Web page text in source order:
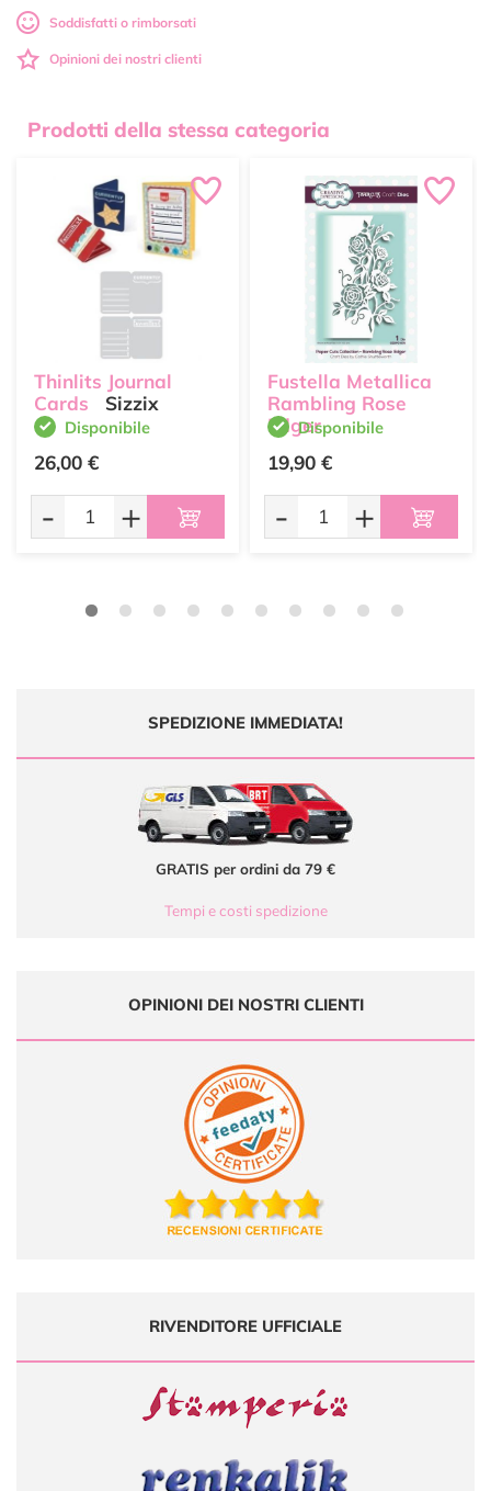
Soddisfatti o rimborsati
Opinioni dei nostri clienti
Prodotti della stessa categoria
Thinlits Journal
Cards
Sizzix
Disponibile
26,00 €
- +
Fustella Metallica
Rambling Rose
EdgerDisponibile
19,90 €
- +
SPEDIZIONE IMMEDIATA!
GRATIS per ordini da 79 €
Tempi e costi spedizione
OPINIONI DEI NOSTRI CLIENTI
RIVENDITORE UFFICIALE